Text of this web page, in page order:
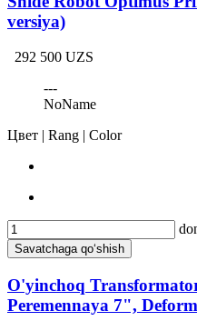
versiya)
292 500 UZS
---
NoName
Цвет | Rang | Color
Savatchaga qo‘shish
O'yinchoq
Peremennaya 7",